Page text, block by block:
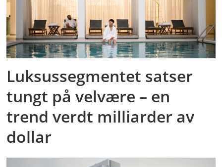
Luksussegmentet satser
tungt på velvære – en
trend verdt milliarder av
dollar